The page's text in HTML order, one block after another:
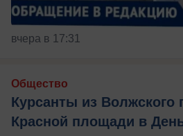
вчера в 17:31
Общество
Курсанты из Волжского
Красной площади в